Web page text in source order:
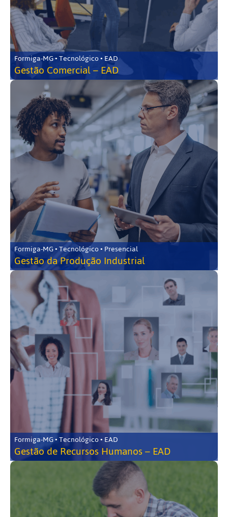
Formiga-MG • Tecnológico • EAD
Gestão Comercial – EAD
Formiga-MG • Tecnológico • Presencial
Gestão da Produção Industrial
Formiga-MG • Tecnológico • EAD
Gestão de Recursos Humanos – EAD